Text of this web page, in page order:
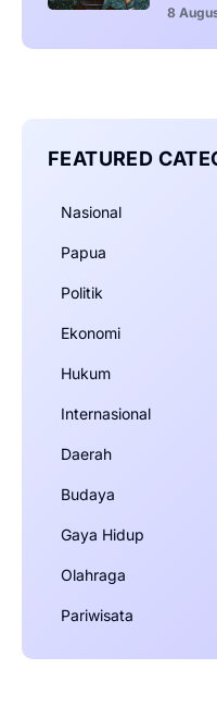
8
FEATURED
Nasional
Papua
Politik
Ekonomi
Hukum
Internasional
Daerah
Budaya
Gaya Hidup
Olahraga
Pariwisata